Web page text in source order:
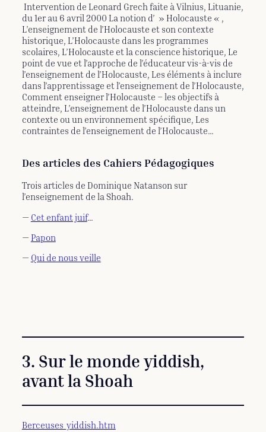
Intervention de Leonard Grech faite à Vilnius, Lituanie,
du 1er au 6 avril 2000 La notion d’ » Holocauste « ,
L’enseignement de l’Holocauste et son contexte
historique, L’Holocauste dans les programmes
scolaires, L’Holocauste et la conscience historique, Le
point de vue et l’approche de l’éducateur vis-à-vis de
l’enseignement de l’Holocauste, Les éléments à inclure
dans l’apprentissage et l’enseignement de l’Holocauste,
Comment enseigner l’Holocauste – les objectifs à
atteindre, L’enseignement de l’Holocauste dans un
contexte ou un environnement spécifique, Les
contraintes de l’enseignement de l’Holocauste…
Des articles des Cahiers Pédagogiques
Trois articles de Dominique Natanson sur
l’enseignement de la Shoah.
— Cet enfant juif…
— Papon
— Qui de nous veille
3. Sur le monde yiddish,
avant la Shoah
Berceuses_yiddish.htm